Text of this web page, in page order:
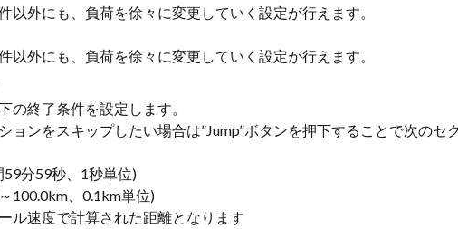
以外にも、負荷を徐々に変更していく設定が行えます。
以外にも、負荷を徐々に変更していく設定が行えます。
の終了条件を設定します。
ョンをスキップしたい場合は”Jump”ボタンを押下することで次のセ
59分59秒、1秒単位)
100.0km、0.1km単位)
ル速度で計算された距離となります